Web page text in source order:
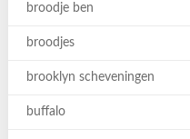
broodje ben
broodjes
brooklyn scheveningen
buffalo